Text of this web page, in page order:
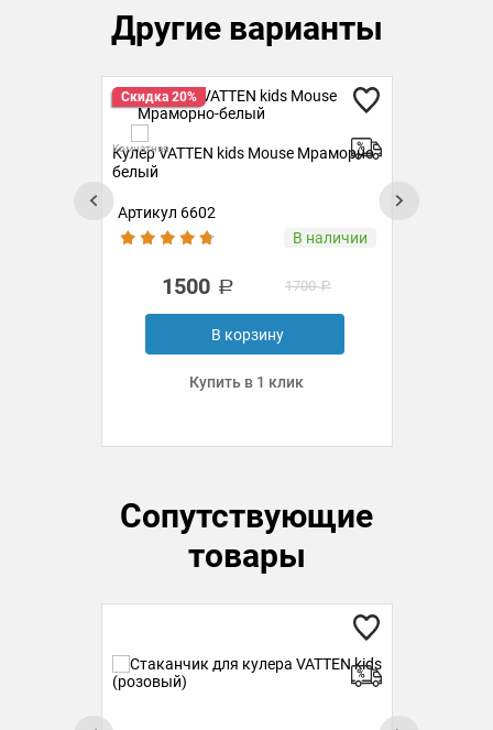
Другие варианты
Скидка 20%
Комнатная
Кулер VATTEN kids Mouse Мраморно-
белый
Артикул 6602
В наличии
1500 1700
В корзину
Купить в 1 клик
Сопутствующие
товары